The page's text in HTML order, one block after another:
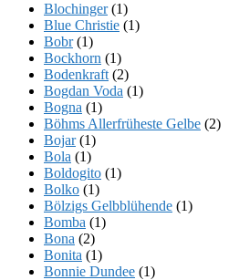
Blochinger(1)
Blue Christie (1)
Bobr(1)
Bockhorn (1)
Bodenkraft (2)
Bogdan Voda (1)
Bogna (1)
Böhms Allerfrüheste Gelbe (2)
Bojar(1)
Bola (1)
Boldogito (1)
Bolko (1)
Bölzigs Gelbblühende (1)
Bomba (1)
Bona (2)
Bonita (1)
Bonnie Dundee (1)